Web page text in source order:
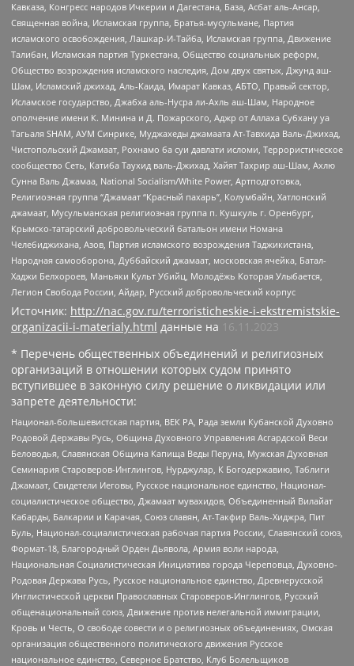
Кавказа, Конгресс народов Ичкерии и Дагестана, База, Асбат аль-Ансар,
Священная война, Исламская группа, Братья-мусульмане, Партия
исламского освобождения, Лашкар-И-Тайба, Исламская группа, Движение
Талибан, Исламская партия Туркестана, Общество социальных реформ,
Общество возрождения исламского наследия, Дом двух святых, Джунд аш-
Шам, Исламский джихад, Аль-Каида, Имарат Кавказ, АБТО, Правый сектор,
Исламское государство, Джабха аль-Нусра ли-Ахль аш-Шам, Народное
ополчение имени К. Минина и Д. Пожарского, Аджр от Аллаха Субхану уа
Тагьаля SHAM, АУМ Синрике, Муджахеды джамаата Ат-Тавхида Валь-Джихад,
Чистопольский Джамаат, Рохнамо ба суи давлати исломи, Террористическое
сообщество Сеть, Катиба Таухид валь-Джихад, Хайят Тахрир аш-Шам, Ахлю
Сунна Валь Джамаа, National Socialism/White Power, Артподготовка,
Религиозная группа “Джамаат “Красный пахарь”, Колумбайн, Хатлонский
джамаат, Мусульманская религиозная группа п. Кушкуль г. Оренбург,
Крымско-татарский добровольческий батальон имени Номана
Челебиджихана, Азов, Партия исламского возрождения Таджикистана,
Народная самооборона, Дуббайский джамаат, московская ячейка, Батал-
Хаджи Белхороев, Маньяки Культ Убийц, Молодёжь Которая Улыбается,
Легион Свобода России, Айдар, Русский добровольческий корпус
Источник: http://nac.gov.ru/terroristicheskie-i-ekstremistskie-
organizacii-i-materialy.html данные на
16.11.2023
* Перечень общественных объединений и религиозных
организаций в отношении которых судом принято
вступившее в законную силу решение о ликвидации или
запрете деятельности:
Национал-большевистская партия, ВЕК РА, Рада земли Кубанской Духовно
Родовой Державы Русь, Община Духовного Управления Асгардской Веси
Беловодья, Славянская Община Капища Веды Перуна, Мужская Духовная
Семинария Староверов-Инглингов, Нурджулар, К Богодержавию, Таблиги
Джамаат, Свидетели Иеговы, Русское национальное единство, Национал-
социалистическое общество, Джамаат мувахидов, Объединенный Вилайат
Кабарды, Балкарии и Карачая, Союз славян, Ат-Такфир Валь-Хиджра, Пит
Буль, Национал-социалистическая рабочая партия России, Славянский союз,
Формат-18, Благородный Орден Дьявола, Армия воли народа,
Национальная Социалистическая Инициатива города Череповца, Духовно-
Родовая Держава Русь, Русское национальное единство, Древнерусской
Инглистической церкви Православных Староверов-Инглингов, Русский
общенациональный союз, Движение против нелегальной иммиграции,
Кровь и Честь, О свободе совести и о религиозных объединениях, Омская
организация общественного политического движения Русское
национальное единство, Северное Братство, Клуб Болельщиков